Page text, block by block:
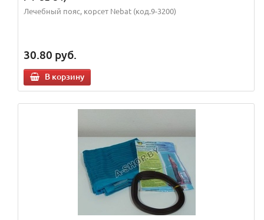
Лечебный пояс, корсет Nebat (код.9-3200)
30.80 руб.
В корзину